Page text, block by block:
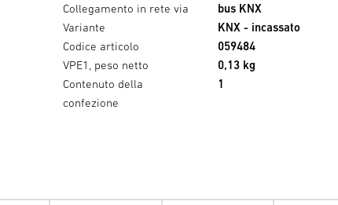
Collegamento in rete via
bus KNX
Variante
KNX - incassato
Codice articolo
059484
VPE1, peso netto
0,13 kg
Contenuto della
confezione
1